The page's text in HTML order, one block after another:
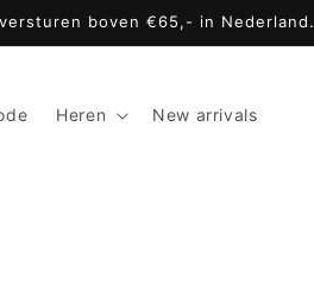
boven €65,- in Nederland.
Heren New arrivals